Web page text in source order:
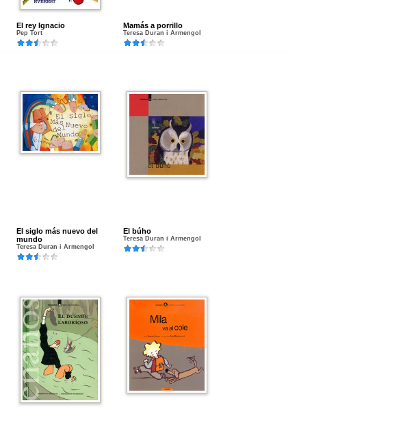
El rey Ignacio
Pep Tort
Mamás a porrillo
Teresa Duran i Armengol
El siglo más nuevo del
mundo
Teresa Duran i Armengol
El búho
Teresa Duran i Armengol